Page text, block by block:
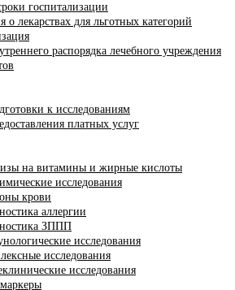
госпитализации
лекарствах для льготных категорий
распорядка лечебного учреждения
к исследованиям
платных услуг
на витамины и жирные кислоты
исследования
крови
аллергии
ЗППП
исследования
исследования
исследования